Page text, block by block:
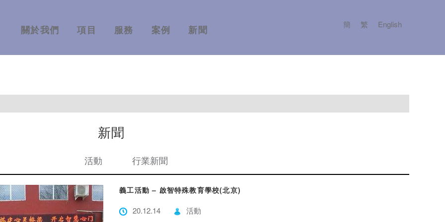
English
繁
簡
關於我們 項目 服務 案例 新聞
新聞
活動 行業新聞
義工活動 – 啟智特殊教育學校(北京)
20.12.14 活動